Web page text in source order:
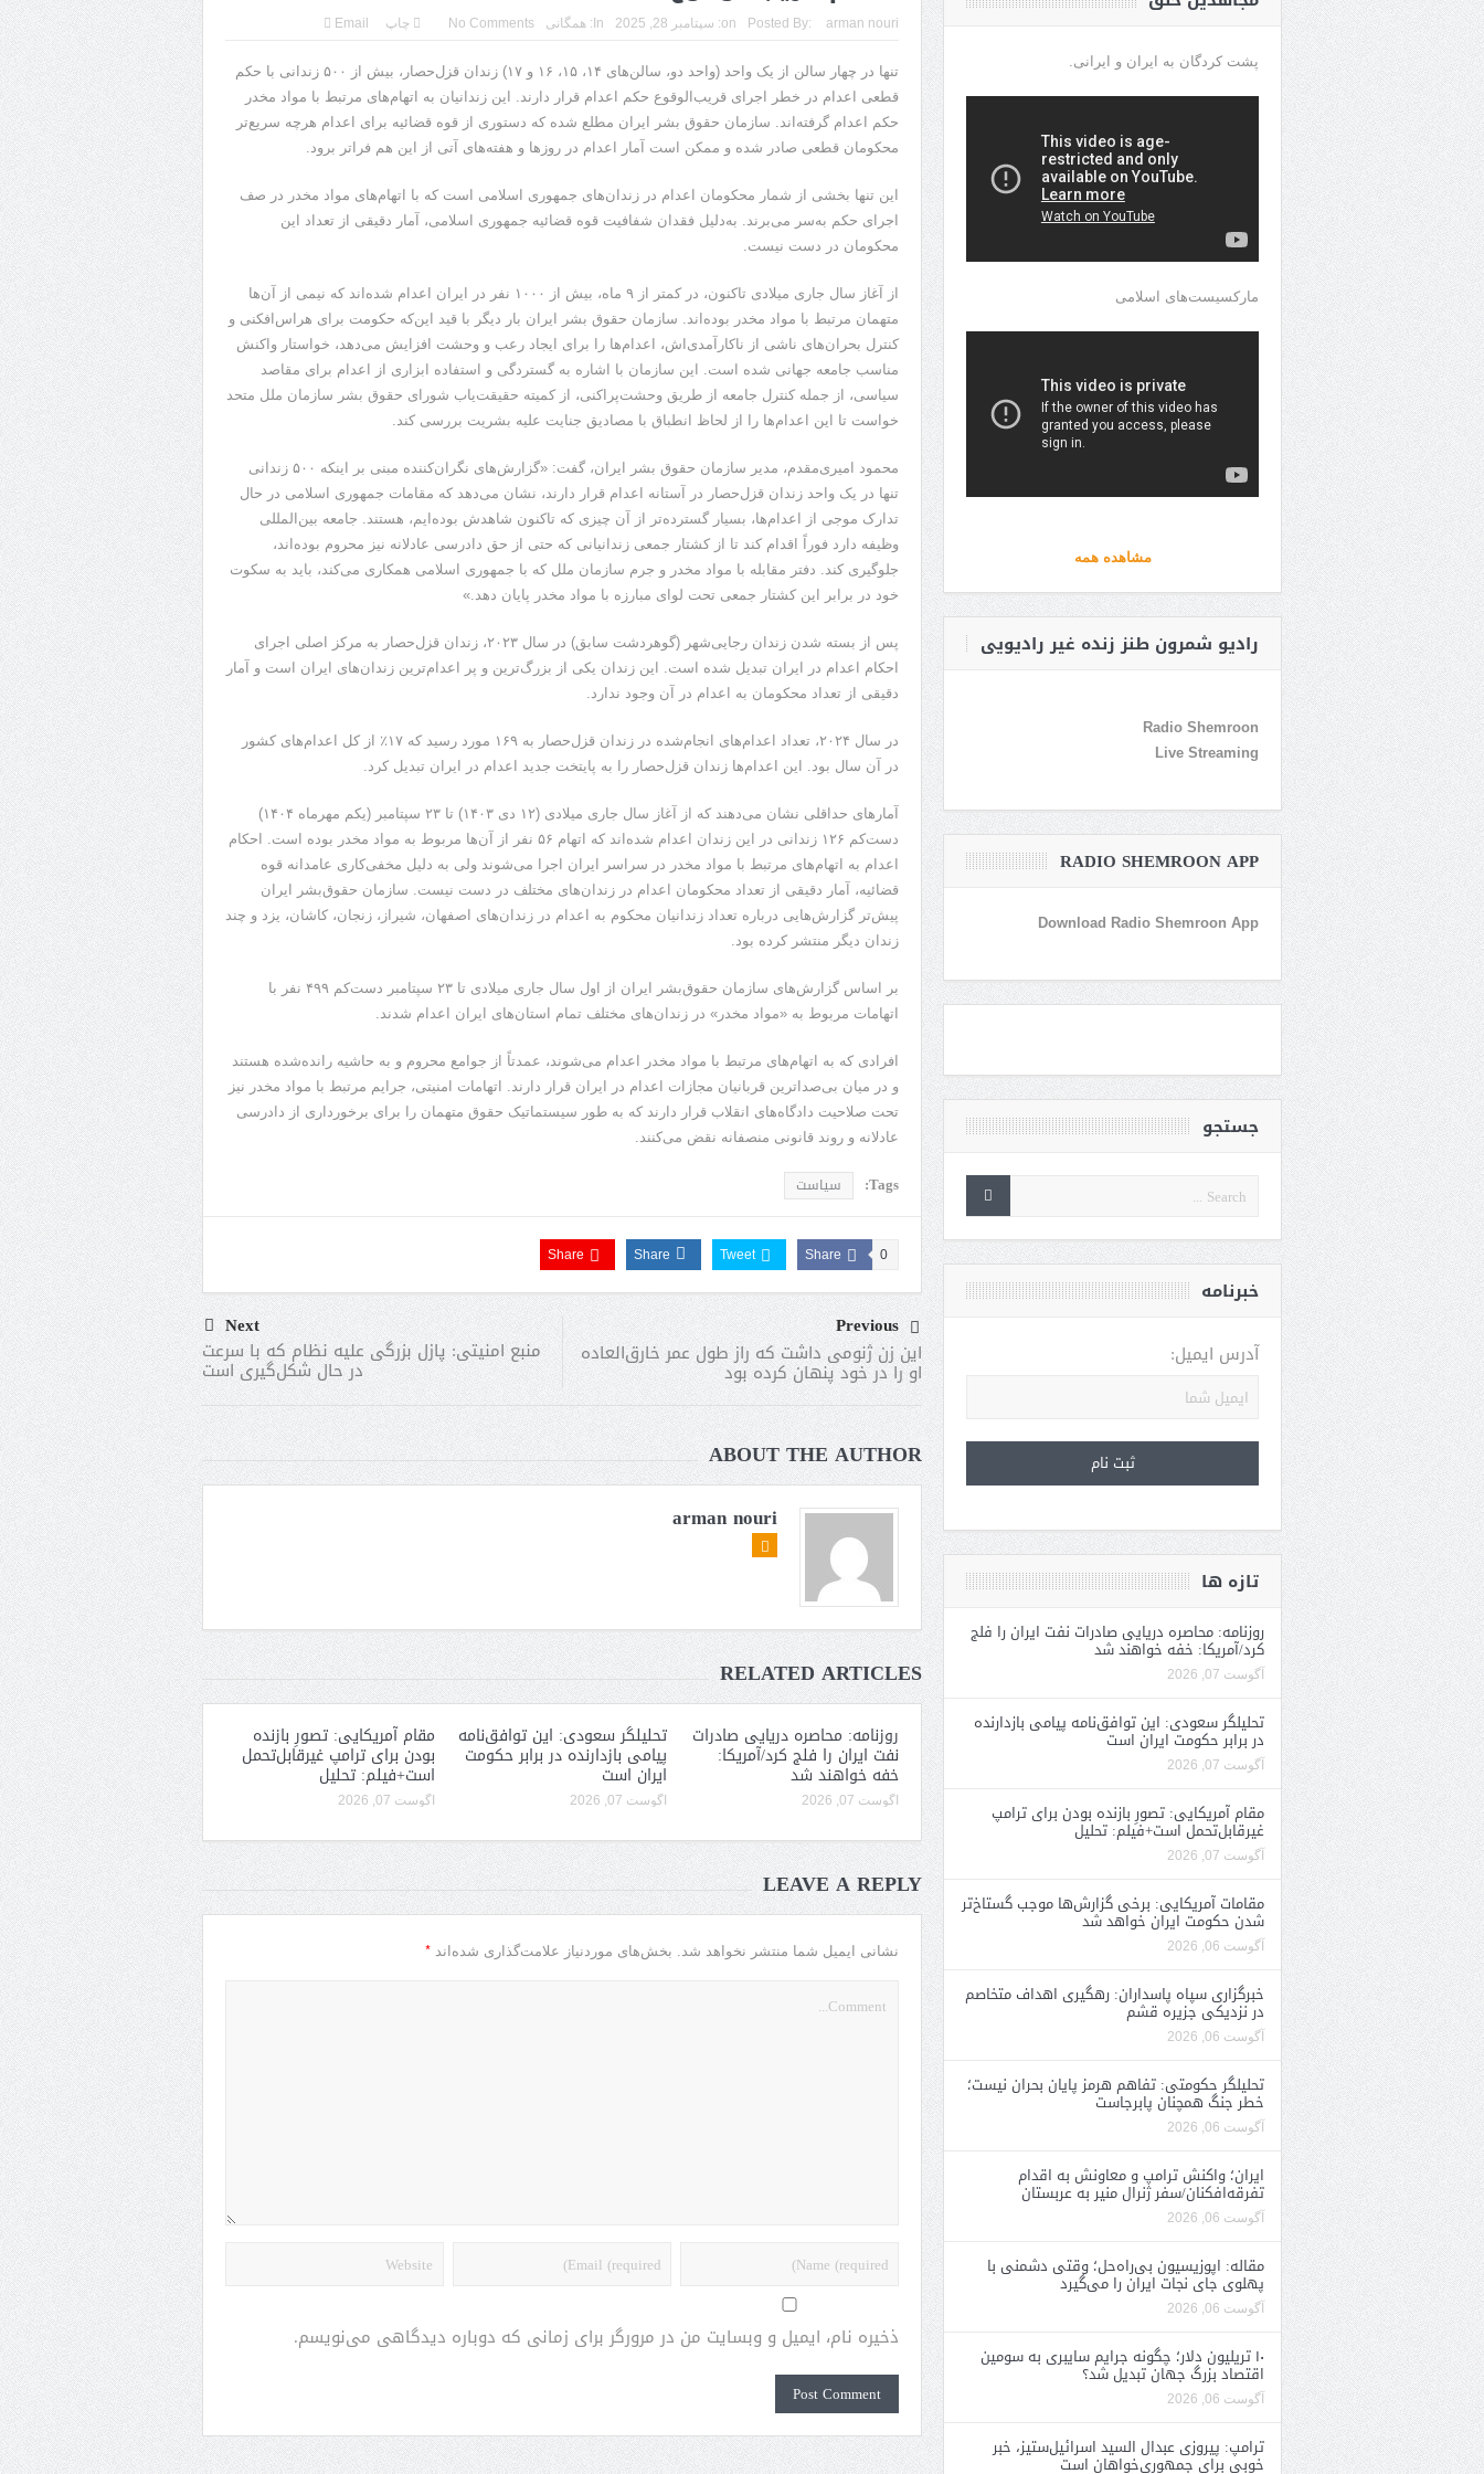
Posted By: arman nouri
on: سپتامبر 28, 2025 In: همگانی No Comments چاپ Email
تنها در چهار سالن از یک واحد (واحد دو، سالن‌های ۱۴، ۱۵، ۱۶ و ۱۷) زندان قزل‌حصار، بیش از ۵۰۰ زندانی با حکم
قطعی اعدام در خطر اجرای قریب‌الوقوع حکم اعدام قرار دارند. این زندانیان به اتهام‌های مرتبط با مواد مخدر
حکم اعدام گرفته‌اند. سازمان حقوق بشر ایران مطلع شده که دستوری از قوه قضائیه برای اعدام هرچه‌ سریع‌تر
محکومان قطعی صادر شده و ممکن است آمار اعدام در روزها و هفته‌های آتی از این هم فراتر برود.
این تنها بخشی از شمار محکومان اعدام در زندان‌های جمهوری اسلامی است که با اتهام‌های مواد مخدر در صف
اجرای حکم به‌سر می‌برند. به‌دلیل فقدان شفافیت قوه قضائیه جمهوری اسلامی، آمار دقیقی از تعداد این
محکومان در دست نیست.
از آغاز سال جاری میلادی تاکنون، در کمتر از ۹ ماه، بیش از ۱۰۰۰ نفر در ایران اعدام شده‌اند که نیمی از آن‌ها
متهمان مرتبط با مواد مخدر بوده‌اند. سازمان حقوق بشر ایران بار دیگر با قید این‌که حکومت برای هراس‌افکنی و
کنترل بحران‌های ناشی از ناکارآمدی‌اش، اعدام‌ها را برای ایجاد رعب و وحشت افزایش می‌دهد، خواستار واکنش
مناسب جامعه جهانی شده است. این سازمان با اشاره به گستردگی و استفاده ابزاری از اعدام برای مقاصد
سیاسی، از جمله کنترل جامعه از طریق وحشت‌پراکنی، از کمیته حقیقت‌یاب شورای حقوق بشر سازمان ملل متحد
خواست تا این اعدام‌ها را از لحاظ انطباق با مصادیق جنایت علیه بشریت بررسی کند.
محمود امیری‌مقدم، مدیر سازمان حقوق بشر ایران، گفت: «گزارش‌های نگران‌کننده مبنی بر اینکه ۵۰۰ زندانی
تنها در یک واحد زندان قزل‌حصار در آستانه اعدام قرار دارند، نشان می‌دهد که مقامات جمهوری اسلامی در حال
تدارک موجی از اعدام‌ها، بسیار گسترده‌تر از آن چیزی که تاکنون شاهدش بوده‌ایم، هستند. جامعه بین‌المللی
وظیفه دارد فوراً اقدام کند تا از کشتار جمعی زندانیانی که حتی از حق دادرسی عادلانه نیز محروم بوده‌اند،
جلوگیری کند. دفتر مقابله با مواد مخدر و جرم سازمان ملل که با جمهوری اسلامی همکاری می‌کند، باید به سکوت
خود در برابر این کشتار جمعی تحت لوای مبارزه با مواد مخدر پایان دهد.»
پس از بسته شدن زندان رجایی‌شهر (گوهردشت سابق) در سال ۲۰۲۳، زندان قزل‌حصار به مرکز اصلی اجرای
احکام اعدام در ایران تبدیل شده است. این زندان یکی از بزرگ‌ترین و پر اعدام‌ترین زندان‌‌های ایران است و آمار
دقیقی از تعداد محکومان به اعدام در آن وجود ندارد.
در سال ۲۰۲۴، تعداد اعدام‌های انجام‌شده در زندان قزل‌حصار به ۱۶۹ مورد رسید که ۱۷٪ از کل اعدام‌های کشور
در آن سال بود. این اعدام‌ها زندان قزل‌حصار را به پایتخت جدید اعدام در ایران تبدیل کرد.
آمارهای حداقلی نشان می‌دهند که از آغاز سال جاری میلادی (۱۲ دی ۱۴۰۳) تا ۲۳ سپتامبر (یکم مهرماه ۱۴۰۴)
دست‌کم ۱۲۶ زندانی در این زندان اعدام شده‌اند که اتهام ۵۶ نفر از آن‌ها مربوط به مواد مخدر بوده است. احکام
اعدام به اتهام‌های مرتبط با مواد مخدر در سراسر ایران اجرا می‌شوند ولی به دلیل مخفی‌کاری عامدانه قوه
قضائیه، آمار دقیقی از تعداد محکومان اعدام در زندان‌های مختلف در دست نیست. سازمان حقوق‌بشر ایران
پیش‌تر گزار‌ش‌هایی درباره تعداد زندانیان محکوم به اعدام در زندان‌های اصفهان، شیراز، زنجان، کاشان، یزد و چند
زندان دیگر منتشر کرده‌ بود.
بر اساس گزارش‌های سازمان حقوق‌بشر ایران از اول سال جاری میلادی تا ۲۳ سپتامبر دست‌کم ۴۹۹ نفر با
اتهامات مربوط به «مواد مخدر» در زندان‌های مختلف تمام استان‌های ایران اعدام شدند.
افرادی که به اتهام‌های مرتبط با مواد مخدر اعدام می‌شوند، عمدتاً از جوامع محروم و به حاشیه رانده‌شده هستند
و در میان بی‌صداترین قربانیان مجازات اعدام در ایران قرار دارند. اتهامات امنیتی، جرایم مرتبط با مواد مخدر نیز
تحت صلاحیت دادگاه‌های انقلاب قرار دارند که به طور سیستماتیک حقوق متهمان را برای برخورداری از دادرسی
عادلانه و روند قانونی منصفانه نقض می‌کنند.
Tags: سیاست
Share 0
Tweet
Share
Share
Previous
این زن ژنومی داشت که راز طول عمر خارق‌العاده‌
او را در خود پنهان کرده بود
Next
منبع امنیتی: پازل بزرگی علیه نظام که با سرعت
در حال شکل‌گیری است
ABOUT THE AUTHOR
arman nouri
RELATED ARTICLES
روزنامه: محاصره دریایی صادرات
نفت ایران را فلج کرد/آمریکا:
خفه خواهند شد
آگوست 07, 2026
تحلیلگر سعودی: این توافق‌نامه
پیامی بازدارنده در برابر حکومت
ایران است
آگوست 07, 2026
مقام آمریکایی: تصورِ بازنده
بودن برای ترامپ غیرقابل‌تحمل
است+فیلم: تحلیل
آگوست 07, 2026
LEAVE A REPLY
نشانی ایمیل شما منتشر نخواهد شد. بخش‌های موردنیاز علامت‌گذاری شده‌اند *
ذخیره نام، ایمیل و وبسایت من در مرورگر برای زمانی که دوباره دیدگاهی می‌نویسم.
پشت کردگان به ایران و ایرانی.
مارکسیست‌های اسلامی
مشاهده همه
رادیو شمرون طنز زنده غیر رادیویی
Radio Shemroon
Live Streaming
RADIO SHEMROON APP
Download Radio Shemroon App
جستجو
خبرنامه
آدرس ایمیل:
تازه ها
روزنامه: محاصره دریایی صادرات نفت ایران را فلج
کرد/آمریکا: خفه خواهند شد
آگوست 07, 2026
تحلیلگر سعودی: این توافق‌نامه پیامی بازدارنده
در برابر حکومت ایران است
آگوست 07, 2026
مقام آمریکایی: تصورِ بازنده بودن برای ترامپ
غیرقابل‌تحمل است+فیلم: تحلیل
آگوست 07, 2026
مقامات آمریکایی: برخی گزارش‌ها موجب گستاخ‌تر
شدن حکومت ایران خواهد شد
آگوست 06, 2026
خبرگزاری سپاه پاسداران: رهگیری اهداف متخاصم
در نزدیکی جزیره قشم
آگوست 06, 2026
تحلیلگر حکومتی: تفاهم هرمز پایان بحران نیست؛
خطر جنگ همچنان پابرجاست
آگوست 06, 2026
ایران؛ واکنش ترامپ و معاونش به اقدام
تفرقه‌افکنان/سفر ژنرال منیر به عربستان
آگوست 06, 2026
مقاله: اپوزیسیون بی‌راه‌حل؛ وقتی دشمنی با
پهلوی جای نجات ایران را می‌گیرد
آگوست 06, 2026
۱۰ تریلیون دلار؛ چگونه جرایم سایبری به سومین
اقتصاد بزرگ جهان تبدیل شد؟
آگوست 06, 2026
ترامپ: پیروزی عبدال السید اسرائیل‌ستیز، خبر
خوبی برای جمهوری‌خواهان است